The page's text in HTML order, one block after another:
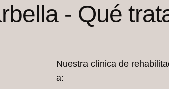
- Qué
Nuestra clínica de
a: